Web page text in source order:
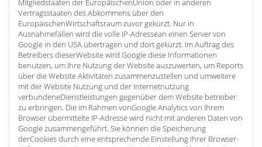
Mitgliedstaaten der EuropäischenUnion oder in anderen
Vertragsstaaten des Abkommens über den
EuropäischenWirtschaftsraum zuvor gekürzt. Nur in
Ausnahmefällen wird die volle IP-Adressean einen Server von
Google in den USA übertragen und dort gekürzt. Im Auftrag des
Betreibers dieserWebsite wird Google diese Informationen
benutzen, um Ihre Nutzung der Website auszuwerten, um Reports
über die Website Aktivitäten zusammenzustellen und umweitere
mit der Website Nutzung und der Internetnutzung
verbundeneDienstleistungen gegenüber dem Website betreiber
zu erbringen. Die im Rahmen vonGoogle Analytics von Ihrem
Browser übermittelte IP-Adresse wird nicht mit anderen Daten von
Google zusammengeführt. Sie können die Speicherung
derCookies durch eine entsprechende Einstellung Ihrer Browser-